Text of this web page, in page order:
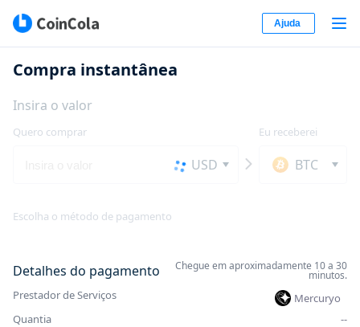
Ajuda
Compra instantânea
Insira o valor
Quero comprar
USD
Eu receberei
BTC
Escolha o método de pagamento
Detalhes do pagamento Chegue em aproximadamente 10 a 30
minutos.
Prestador de Serviços
Mercuryo
Quantia
--